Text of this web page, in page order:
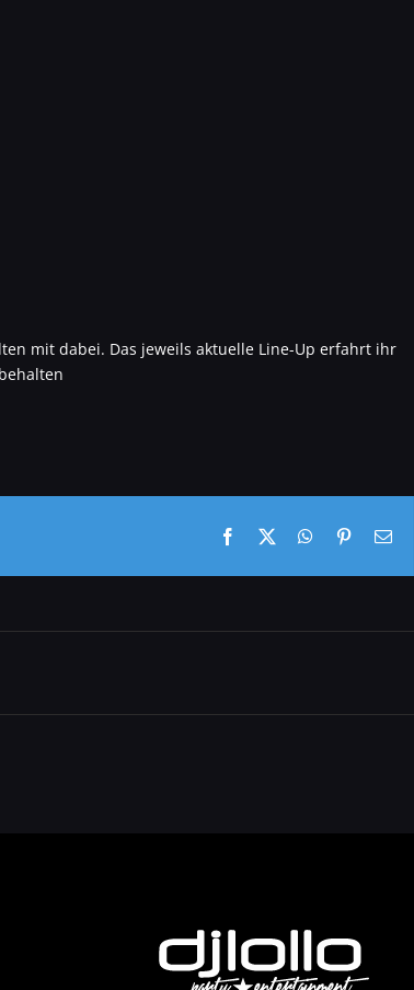
mit dabei. Das jeweils aktuelle Line-Up erfahrt ihr
Facebook
X WhatsApp
Pinterest
E-